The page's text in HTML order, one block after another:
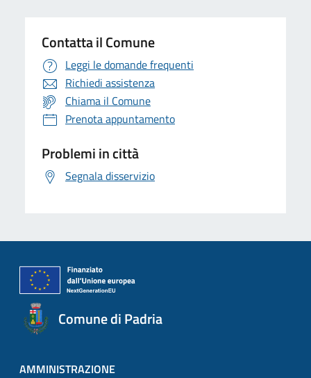
Contatta il Comune
Leggi le domande frequenti
Richiedi assistenza
Chiama il Comune
Prenota appuntamento
Problemi in città
Segnala disservizio
Comune di Padria
AMMINISTRAZIONE